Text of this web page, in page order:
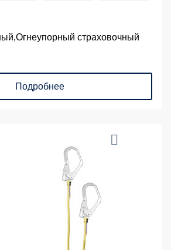
страховочный
Подробнее